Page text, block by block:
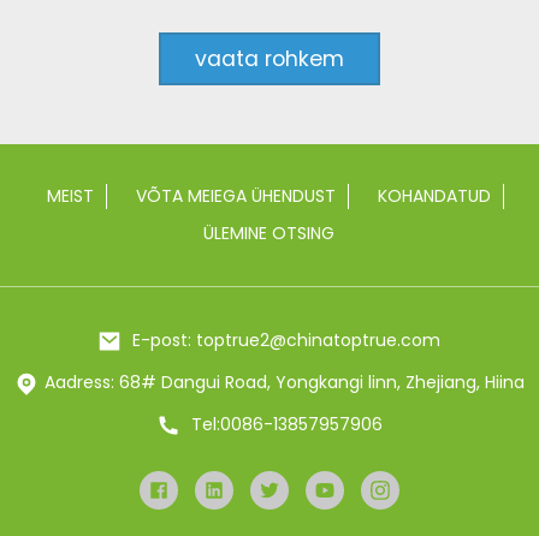
vaata rohkem
MEIST VÕTA MEIEGA ÜHENDUST
KOHANDATUD
ÜLEMINE OTSING
E-post: toptrue2@chinatoptrue.com
Aadress: 68# Dangui Road, Yongkangi linn, Zhejiang, Hiina
Tel:0086-13857957906